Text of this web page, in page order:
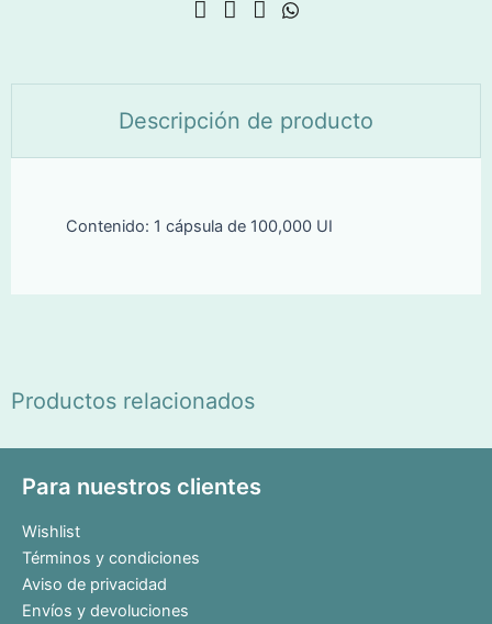
Descripción de producto
Contenido: 1 cápsula de 100,000 UI
Productos relacionados
Para nuestros clientes
Wishlist
Términos y condiciones
Aviso de privacidad
Envíos y devoluciones